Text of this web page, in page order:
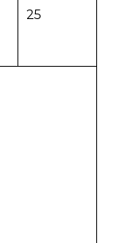
25